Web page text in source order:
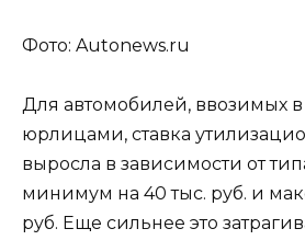
Фото: Autonews.ru
Для автомобилей, ввозимых
юрлицами, ставка
выросла в зависимости от
минимум на 40 тыс. руб. и
руб. Еще сильнее это